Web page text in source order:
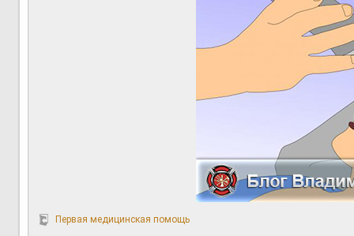
Первая медицинская помощь